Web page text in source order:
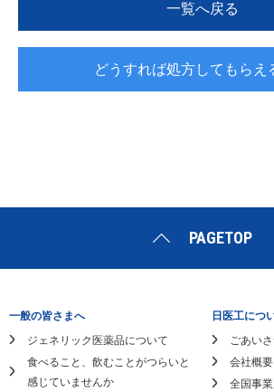
一覧へ戻る
どうすれば処方してもらえ
PAGETOP
一般の皆さまへ
ジェネリック医薬品について
食べること、飲むことがつらいと
感じていませんか
日医工につ
ごあい
会社概要
全国事